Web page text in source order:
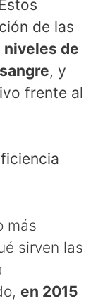
de las
niveles de
, y
frente al
más
sirven las
en 2015